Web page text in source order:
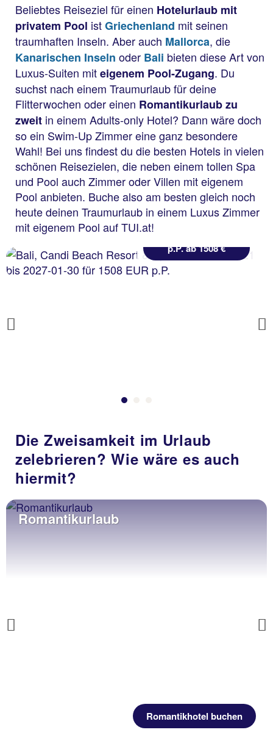
Beliebtes Reiseziel für einen Hotelurlaub mit
privatem Pool istGriechenland mit seinen
traumhaften Inseln. Aber auch Mallorca, die
Kanarischen Inseln oder Bali bieten diese Art von
Luxus-Suiten miteigenem Pool-Zugang. Du
suchst nach einem Traumurlaub für deine
Flitterwochen oder einen Romantikurlaub zu
zweit in einem Adults-only Hotel? Dann wäre doch
so ein Swim-Up Zimmer eine ganz besondere
Wahl! Bei uns findest du die besten Hotels in vielen
schönen Reisezielen, die neben einem tollen Spa
und Pool auch Zimmer oder Villen mit eigenem
Pool anbieten. Buche also am besten gleich noch
heute deinen Traumurlaub in einem Luxus Zimmer
mit eigenem Pool auf TUI.at!
Previous
Bali
Candi Beach Resort &
Spa
94 % Weiterempfehlung
7 Nächte, ÜF, Su
statt
p.P. ab 1508 €
Die Zweisamkeit im Urlaub
zelebrieren? Wie wäre es auch
hiermit?
Previous
Romantikurlaub
Romantikhotel buchen